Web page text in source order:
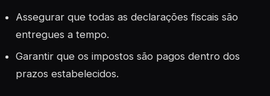
Assegurar que todas as declarações fiscais são
entregues a tempo.
Garantir que os impostos são pagos dentro dos
prazos estabelecidos.